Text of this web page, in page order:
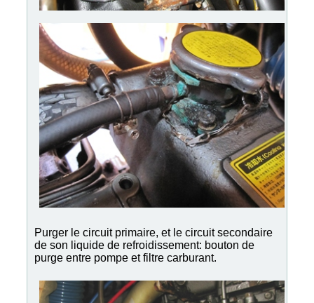
Purger le circuit primaire, et le circuit secondaire
de son liquide de refroidissement: bouton de
purge entre pompe et filtre carburant.